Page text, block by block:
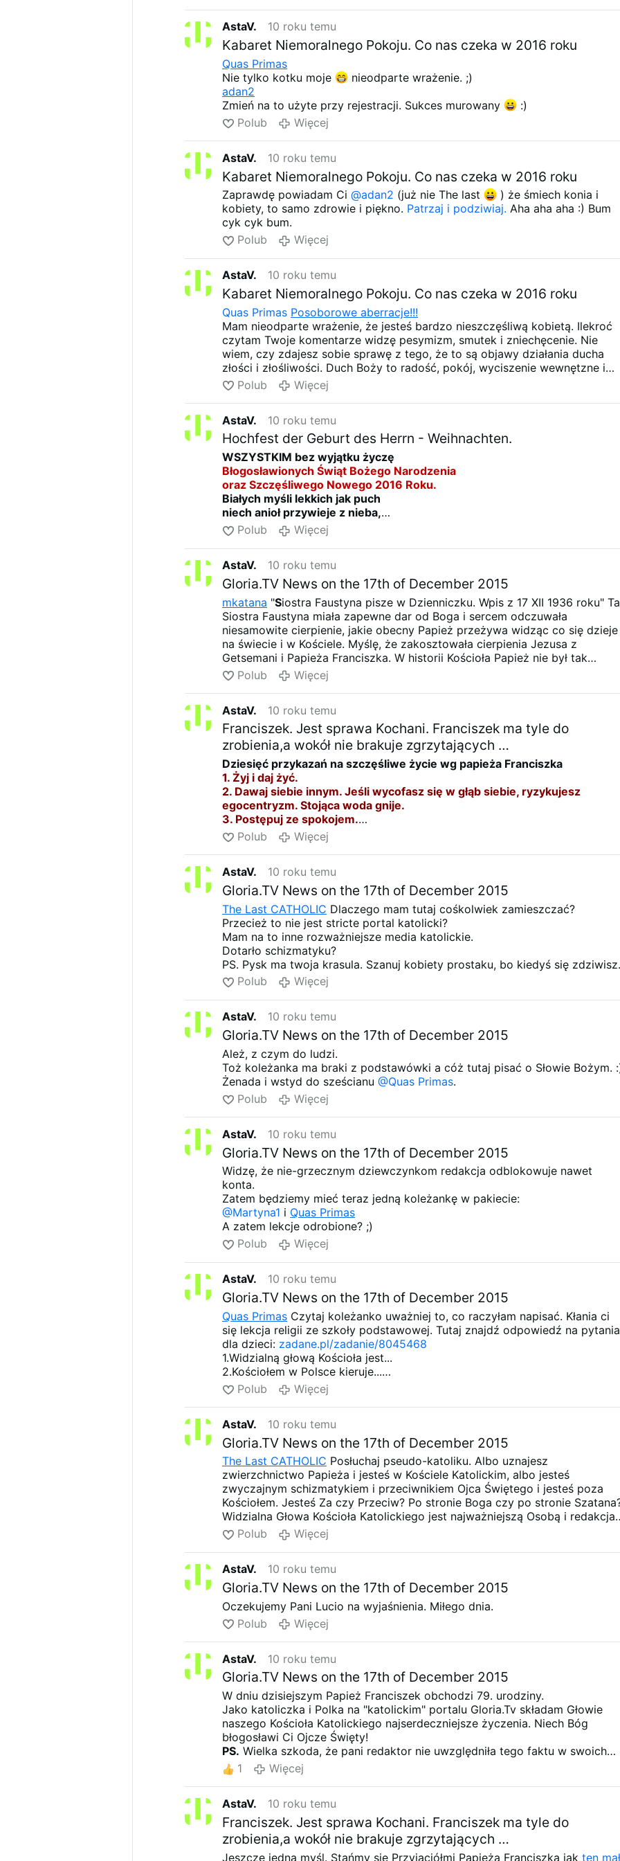
Dla osób, które są pojedyncze, nie należą do wspólnot a chciałyby się w to
włączyć - proszę pisać do mnie będziemy tworzyć takie grupy modlitwy i
postu za Ojczyznę. Proszę powyższy apel rozgłosić na waszych www i
blogach.Do modlitwy możemy zaprosić również cały POLSKI NIEBIAŃSKI
FRONT POMOCY czyli naszych ŚWIĘTYCH i BŁOGOSŁAWIONYCH.
Ewa J.
* nie ma na co czekać
AstaV. 10 roku temu
Kabaret Niemoralnego Pokoju. Co nas czeka w 2016 roku
Quas Primas
Nie tylko kotku moje
nieodparte wrażenie. ;)
adan2
Zmień na to użyte przy rejestracji. Sukces murowany
:)
Polub
Więcej
AstaV. 10 roku temu
Kabaret Niemoralnego Pokoju. Co nas czeka w 2016 roku
Zaprawdę powiadam Ci@adan2 (już nie The last
) że śmiech konia i
kobiety, to samo zdrowie i piękno. Patrzaj i podziwiaj. Aha aha aha :) Bum
cyk cyk bum.
Polub
Więcej
AstaV. 10 roku temu
Kabaret Niemoralnego Pokoju. Co nas czeka w 2016 roku
Quas Primas Posoborowe aberracje!!!
Mam nieodparte wrażenie, że jesteś bardzo nieszczęśliwą kobietą. Ilekroć
czytam Twoje komentarze widzę pesymizm, smutek i zniechęcenie. Nie
wiem, czy zdajesz sobie sprawę z tego, że to są objawy działania ducha
złości i złośliwości. Duch Boży to radość, pokój, wyciszenie wewnętzne i
ogromny entuzjazm.
Polub Więcej
AstaV. 10 roku temu
Hochfest der Geburt des Herrn - Weihnachten.
WSZYSTKIM bez wyjątku życzę
Błogosławionych Świąt Bożego Narodzenia
oraz Szczęśliwego Nowego 2016 Roku.
Białych myśli lekkich jak puch
niech anioł przywieje z nieba,
otworzy skrzydłem nadziei
i niech kolędę zaśpiewa.
wszystko się rodzi na nowo,
więc w blasku tajemnych świąt
żyj zdrowo i kolorowo.
Niech Boże Dziecię hojnie błogosławi!
Polub Więcej
AstaV. 10 roku temu
Gloria.TV News on the 17th of December 2015
mkatana "Siostra Faustyna pisze w Dzienniczku. Wpis z 17 XII 1936 roku"
Siostra Faustyna miała zapewne dar od Boga i sercem odczuwała
niesamowite cierpienie, jakie obecny Papież przeżywa widząc co się dzieje
na świecie i w Kościele. Myślę, że zakosztowała cierpienia Jezusa z
Getsemani i Papieża Franciszka. W historii Kościoła Papież nie był tak
sponiewierany i tak ogołocony z czci, tak wyszydzany jak obecnie -
na Gloria.Tv przez tzw. "tradycjonalistów" z mantylkami, chustami i innymi
się mówić źle. Jeśli tak czynią ludzie tzw. "wiary" to służą oni samemu
szatanowi, ale nigdy Bogu.
Polub Więcej
AstaV. 10 roku temu
Franciszek. Jest sprawa Kochani. Franciszek ma tyle do
zrobienia,a wokół nie brakuje zgrzytających …
Dziesięć przykazań na szczęśliwe życie wg papieża Franciszka
1. Żyj i daj żyć.
2. Dawaj siebie innym. Jeśli wycofasz się w głąb siebie, ryzykujesz
egocentryzm. Stojąca woda gnije.
3. Postępuj ze spokojem.
4. Konsumeryzm przyniósł niepokój, kosztem kultury zdrowego
wypoczynku. Gdy zasiadacie przy rodzinnym stole, wyłączcie telewizor.
6. Musimy być twórczy w zetknięciu z ludźmi młodymi. Jeśli nie będą
perspektyw, wejdą w narkotyki.
7. Degradacja środowiska jest jednym z największych wyzwań, które
przed nami stoją. Czy ludzkość nie popełnia samobójstwa poprzez
masowe i despotyczne użytkowanie natury?
8. Potrzeba mówienia źle o innych wskazuje na niską samoocenę: „Myślę
o sobie tak źle, że zamiast dodawać sobie, umniejszam innym”. Szybkie
pozbywanie się złych uczuć jest zdrowe.
9. Możemy inspirować się nawzajem poprzez bycie świadkami. Ale
najgorszą jest religijny prozelityzm, który zdaje się mówić: „Rozmawiam
tobą, by cię przekonać”. Nie. Kościół wzrasta dzięki przyciąganiu
nie dzięki nawracaniu na siłę.
10. Żyjemy w czasach wielu wojen – trzeba wykrzyczeć wezwanie do
pokoju. Pokój jest na pozór cichy. Ale tak naprawdę nigdy taki nie jest –
zawsze jest czynny.
Polub Więcej
AstaV. 10 roku temu
Gloria.TV News on the 17th of December 2015
The Last CATHOLIC Dlaczego mam tutaj cośkolwiek zamieszczać?
Przecież to nie jest stricte portal katolicki?
Mam na to inne rozważniejsze media katolickie.
Dotarło schizmatyku?
PS. Pysk ma twoja krasula. Szanuj kobiety prostaku, bo kiedyś się
Matka twoja - też kobieta - ma pysk jak wrota? ....więcej pokory zalecam
nadworny błaźnie.
Polub Więcej
AstaV. 10 roku temu
Gloria.TV News on the 17th of December 2015
Ależ, z czym do ludzi.
Toż koleżanka ma braki z podstawówki a cóż tutaj pisać o Słowie Bożym.
Żenada i wstyd do sześcianu@Quas Primas.
Polub
Więcej
AstaV. 10 roku temu
Gloria.TV News on the 17th of December 2015
Widzę, że nie-grzecznym dziewczynkom redakcja odblokowuje nawet
konta.
Zatem będziemy mieć teraz jedną koleżankę w pakiecie:
@Martyna1 i Quas Primas
A zatem lekcje odrobione? ;)
Polub
Więcej
AstaV. 10 roku temu
Gloria.TV News on the 17th of December 2015
Quas Primas Czytaj koleżanko uważniej to, co raczyłam napisać. Kłania ci
się lekcja religii ze szkoły podstawowej. Tutaj znajdź odpowiedź na pytania
dla dzieci: zadane.pl/zadanie/8045468
1.Widzialną głową Kościoła jest...
2.Kościołem w Polsce kieruje...
3.Należę do diecezji...
4.Na czele diecezji stoi biskup ordynariusz...
6.Jej proboszczem jest...
7. Księża wikariusze w mojej parafii to...
Polub Więcej
AstaV. 10 roku temu
Gloria.TV News on the 17th of December 2015
The Last CATHOLIC Posłuchaj pseudo-katoliku. Albo uznajesz
zwierzchnictwo Papieża i jesteś w Kościele Katolickim, albo jesteś
zwyczajnym schizmatykiem i przeciwnikiem Ojca Świętego i jesteś poza
Kościołem. Jesteś Za czy Przeciw? Po stronie Boga czy po stronie
Widzialna Głowa Kościoła Katolickiego jest najważniejszą Osobą i redakcja
portali katolickich o tym wie. Pytam zatem, co to jest za portal i komu
służy?Kim są tacy schizmatycy jak ty? Bez odbioru,
Polub Więcej
AstaV. 10 roku temu
Gloria.TV News on the 17th of December 2015
Oczekujemy Pani Lucio na wyjaśnienia. Miłego dnia.
Polub
Więcej
AstaV. 10 roku temu
Gloria.TV News on the 17th of December 2015
W dniu dzisiejszym Papież Franciszek obchodzi 79. urodziny.
Jako katoliczka i Polka na "katolickim" portalu Gloria.Tv składam Głowie
naszego Kościoła Katolickiego najserdeczniejsze życzenia. Niech Bóg
błogosławi Ci Ojcze Święty!
PS. Wielka szkoda, że pani redaktor nie uwzględniła tego faktu w swoich
wiadomościach. Podała mało znaczący epizod przyjęcia rezygnacji 70-
letniego biskupa Paulo Sérgio Machado São Carlos, w Brazylii, który złamał
już poniósł poważne konsekwencje prawne. Czy to na pewno jest portal
katolicki?
1 Więcej
AstaV. 10 roku temu
Franciszek. Jest sprawa Kochani. Franciszek ma tyle do
zrobienia,a wokół nie brakuje zgrzytających …
Jeszcze jedna myśl. Stańmy się Przyjaciółmi Papieża Franciszka jakten